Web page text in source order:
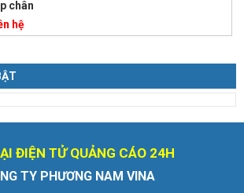
chân
hệ
ĐIỆN TỬ QUẢNG CÁO 24H
TY PHƯƠNG NAM VINA